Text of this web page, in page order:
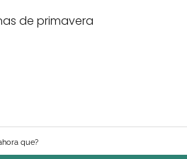
de primavera
que?